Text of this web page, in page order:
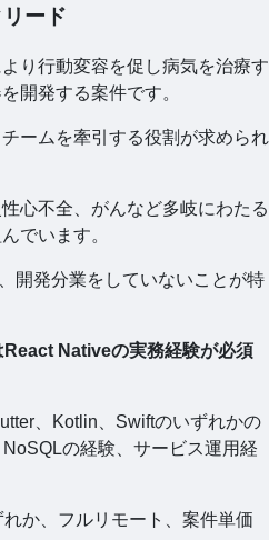
ード
り行動変容を促し病気を治療す
開発する案件です。
ームを牽引する役割が求められ
心不全、がんなど多岐にわたる
でいます。
開発分業をしていないことが特
Nativeの実務経験が必須
、Kotlin、Swiftのいずれかの
の経験、サービス運用経
か、フルリモート、案件単価